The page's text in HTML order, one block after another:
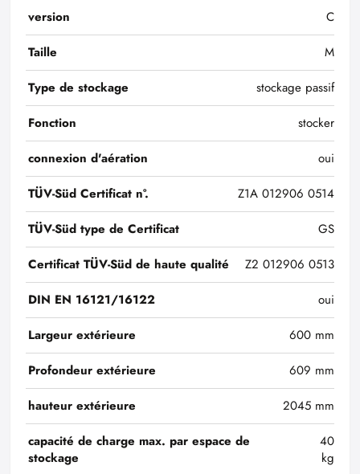
version
C
Taille
M
Type de stockage
stockage passif
Fonction
stocker
connexion d'aération
oui
TÜV-Süd Certificat n°.
Z1A 012906 0514
TÜV-Süd type de Certificat
GS
Certificat TÜV-Süd de haute qualité
Z2 012906 0513
DIN EN 16121/16122
oui
Largeur extérieure
600 mm
Profondeur extérieure
609 mm
hauteur extérieure
2045 mm
capacité de charge max. par espace de
stockage
40
kg